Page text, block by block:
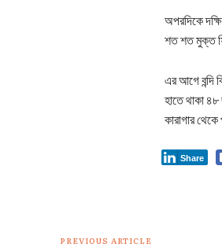
অপরদিকে
শত শত মুক্ত
এর আগে বন্দি
হাতে থাকা
কারাগার
Share
PREVIOUS ARTICLE